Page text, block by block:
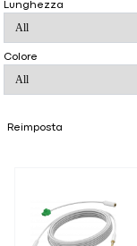
Lunghezza
Colore
Reimposta